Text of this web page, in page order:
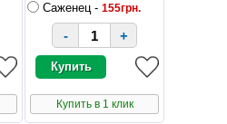
Саженец - 155грн.
- +
Купить в 1 клик